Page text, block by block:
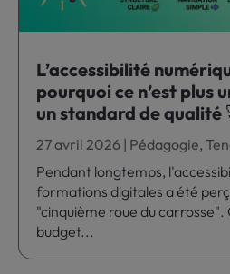
L’accessibilité
pourquoi ce n’est plus
un standard de qualité
27 avril 2026 | Pédagogie,
Pendant longtemps,
formations digitales a été
"cinquième roue du carrosse".
budget...